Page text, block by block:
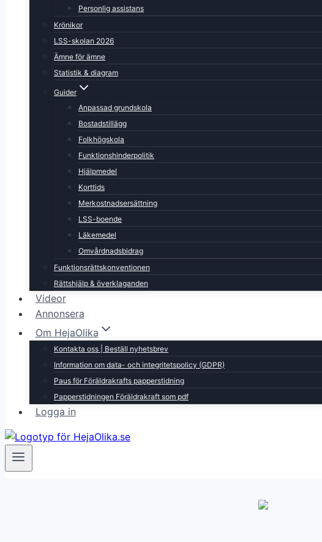
Personlig assistans
Krönikor
LSS-skolan 2026
Ämne för ämne
Statistik & diagram
Guider
Anpassad grundskola
Bostadstillägg
Folkhögskola
Funktionshinderpolitik
Hjälpmedel
Korttids
Merkostnadsersättning
LSS-boende
Läkemedel
Omvårdnadsbidrag
Funktionsrättskonventionen
Rättshjälp & överklaganden
Videor
Annonsera
Om HejaOlika
Kontakta oss | Beställ nyhetsbrev
Information om data- och integritetspolicy (GDPR)
Paus för Föräldrakrafts papperstidning
Papperstidningen Föräldrakraft som pdf
Logga in